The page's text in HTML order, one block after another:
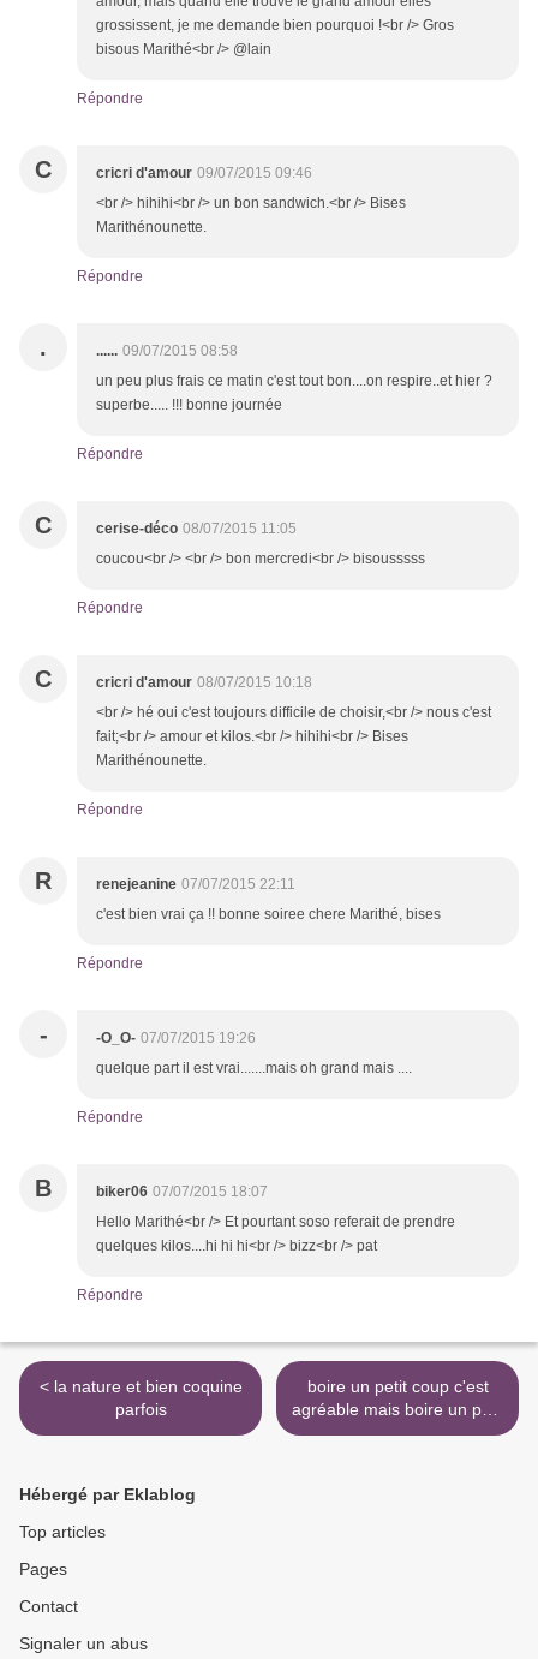
grossissent, je me demande bien pourquoi !<br /> Gros
bisous Marithé<br /> @lain
Répondre
C cricri d'amour 09/07/2015 09:46
<br /> hihihi<br /> un bon sandwich.<br /> Bises
Marithénounette.
Répondre
. ...... 09/07/2015 08:58
un peu plus frais ce matin c'est tout bon....on respire..et hier ?
superbe..... !!! bonne journée
Répondre
C cerise-déco 08/07/2015 11:05
coucou<br /> <br /> bon mercredi<br /> bisousssss
Répondre
C cricri d'amour 08/07/2015 10:18
<br /> hé oui c'est toujours difficile de choisir,<br /> nous c'est
fait;<br /> amour et kilos.<br /> hihihi<br /> Bises
Marithénounette.
Répondre
R renejeanine 07/07/2015 22:11
c'est bien vrai ça !! bonne soiree chere Marithé, bises
Répondre
- -O_O- 07/07/2015 19:26
quelque part il est vrai.......mais oh grand mais ....
Répondre
B biker06 07/07/2015 18:07
Hello Marithé<br /> Et pourtant soso referait de prendre
quelques kilos....hi hi hi<br /> bizz<br /> pat
Répondre
< la nature et bien coquine
parfois
boire un petit coup c'est
agréable mais boire un petit
coup.. >
Hébergé par Eklablog
Top articles
Pages
Contact
Signaler un abus